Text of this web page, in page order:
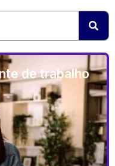
de trabalho